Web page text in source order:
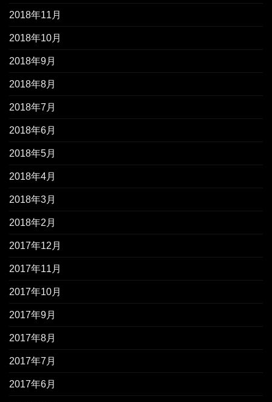
2018年11月
2018年10月
2018年9月
2018年8月
2018年7月
2018年6月
2018年5月
2018年4月
2018年3月
2018年2月
2017年12月
2017年11月
2017年10月
2017年9月
2017年8月
2017年7月
2017年6月